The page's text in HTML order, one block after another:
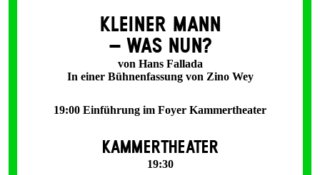
KLEINER MANN
– WAS NUN?
von Hans Fallada
In einer Bühnenfassung von Zino Wey
19:00 Einführung im Foyer Kammertheater
KAMMERTHEATER
19:30